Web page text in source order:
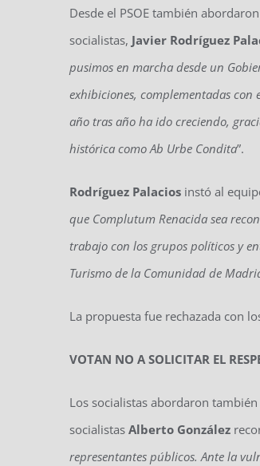
Desde el PSOE también
socialistas, Javier Rodríguez
pusimos en marcha desde un
exhibiciones, complementadas
año tras año ha ido creciendo,
histórica como Ab Urbe Condita”.
Rodríguez Palaciosinstó al
que Complutum Renacida sea
trabajo con los grupos políticos y
Turismo de la Comunidad de
La propuesta fue rechazada con
VOTAN NO A SOLICITAR EL
Los socialistas abordaron
socialistas Alberto González
representantes públicos. Ante la